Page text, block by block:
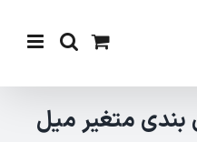
متغیر میل